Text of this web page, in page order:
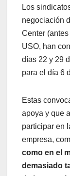
Los
negociación
Center
USO, han
días 22 y 29
para el día 6
Estas
apoya y que
participar en
empresa,
como en el
demasiado